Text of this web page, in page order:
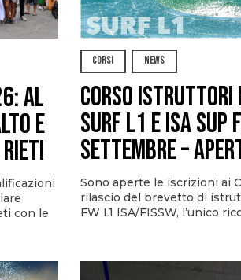
al
e
con le
CORSI NEWS
CORSO
SURF L1 e ISA
SETTEMBRE –
Sono aperte le iscrizioni ai
rilascio del brevetto di
FW L1 ISA/FISSW, l’unico